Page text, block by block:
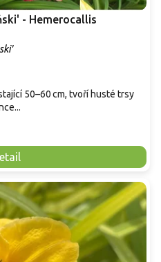
- Hemerocallis
50–60 cm, tvoří husté trsy